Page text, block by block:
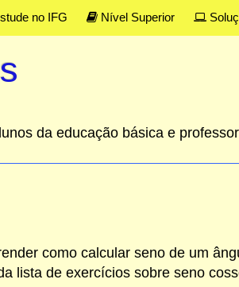
no IFG Nível Superior
da educação básica e
como calcular seno de um
lista de exercícios sobre seno